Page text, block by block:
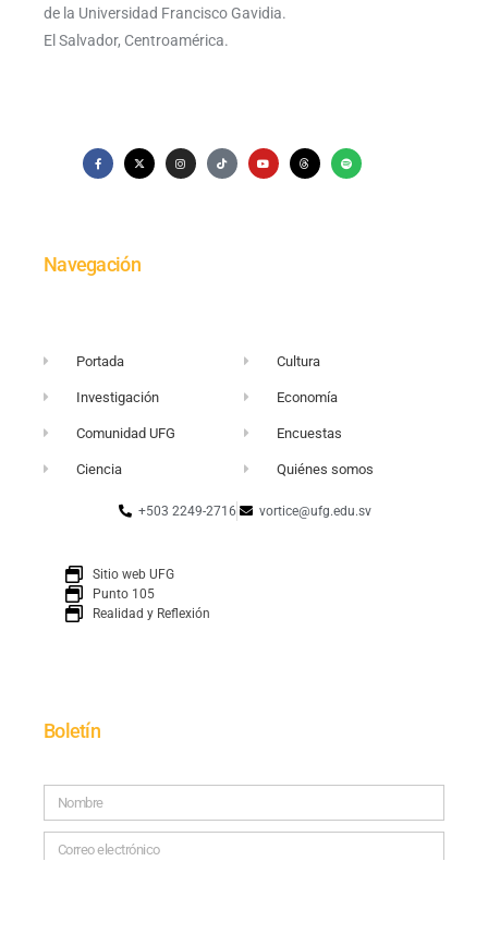
de la Universidad Francisco Gavidia.
El Salvador, Centroamérica.
Navegación
Portada
Investigación
Comunidad UFG
Ciencia
Cultura
Economía
Encuestas
Quiénes somos
+503 2249-2716 vortice@ufg.edu.sv
Sitio web UFG
Punto 105
Realidad y Reflexión
Boletín